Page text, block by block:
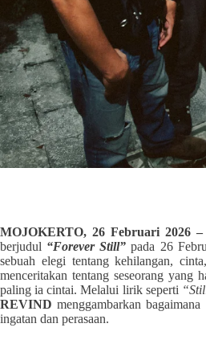
MOJOKERTO, 26 Februari 2026 –
berjudul “Forever Still” pada 26
sebuah elegi tentang kehilangan,
menceritakan tentang seseorang yang
paling ia cintai. Melalui lirik seperti
REVIND menggambarkan
ingatan dan perasaan.